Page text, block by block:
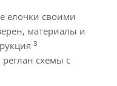
елочки своими
материалы и
3
схемы с